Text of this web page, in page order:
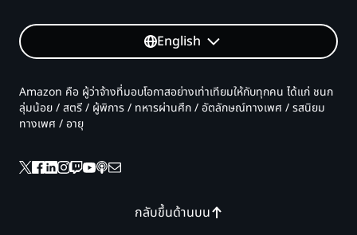
English
กลับขึ้นด้านบน
Amazon คือ ผู้ว่าจ้างที่มอบโอกาสอย่างเท่าเทียมให้กับทุกคน ได้แก่ ชนก
ลุ่มน้อย / สตรี / ผู้พิการ / ทหารผ่านศึก / อัตลักษณ์ทางเพศ / รสนิยม
ทางเพศ / อายุ